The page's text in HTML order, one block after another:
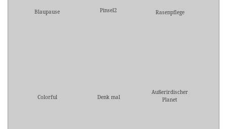
Blaupause Pinsel2 Rasenpflege
Colorful Denk mal
Außerirdischer
Planet